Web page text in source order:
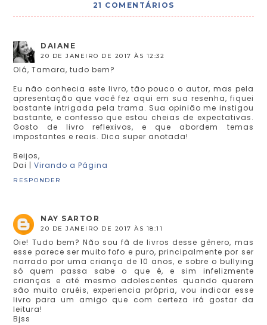
21 COMENTÁRIOS
DAIANE
20 DE JANEIRO DE 2017 ÀS 12:32
Olá, Tamara, tudo bem?
Eu não conhecia este livro, tão pouco o autor, mas pela
apresentação que você fez aqui em sua resenha, fiquei
bastante intrigada pela trama. Sua opinião me instigou
bastante, e confesso que estou cheias de expectativas.
Gosto de livro reflexivos, e que abordem temas
impostantes e reais. Dica super anotada!
Beijos,
Dai |Virando a Página
RESPONDER
NAY SARTOR
20 DE JANEIRO DE 2017 ÀS 18:11
Oie! Tudo bem? Não sou fã de livros desse gênero, mas
esse parece ser muito fofo e puro, principalmente por ser
narrado por uma criança de 10 anos, e sobre o bullying
só quem passa sabe o que é, e sim infelizmente
crianças e até mesmo adolescentes quando querem
são muito cruéis, experiencia própria, vou indicar esse
livro para um amigo que com certeza irá gostar da
leitura!
Bjss